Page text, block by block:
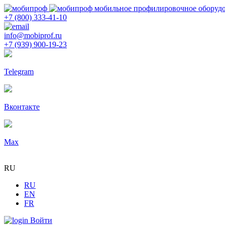
мобильное профилировочное
+7 (800) 333-41-10
info@mobiprof.ru
+7 (939) 900-19-23
Telegram
Вконтакте
Max
RU
RU
EN
FR
Войти